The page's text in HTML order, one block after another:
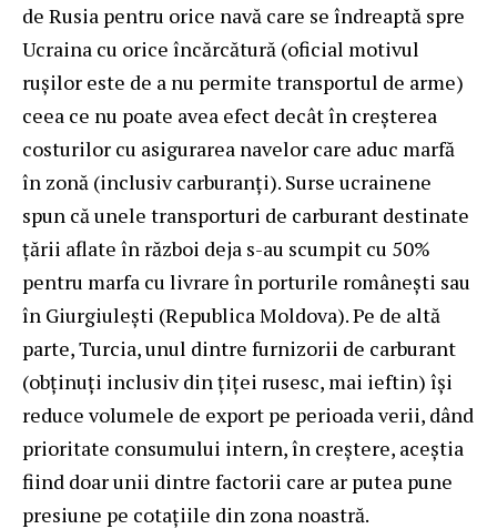
de Rusia pentru orice navă care se îndreaptă spre
Ucraina cu orice încărcătură (oficial motivul
rușilor este de a nu permite transportul de arme)
ceea ce nu poate avea efect decât în creșterea
costurilor cu asigurarea navelor care aduc marfă
în zonă (inclusiv carburanți). Surse ucrainene
spun că unele transporturi de carburant destinate
țării aflate în război deja s-au scumpit cu 50%
pentru marfa cu livrare în porturile românești sau
în Giurgiulești (Republica Moldova). Pe de altă
parte, Turcia, unul dintre furnizorii de carburant
(obținuți inclusiv din țiței rusesc, mai ieftin) își
reduce volumele de export pe perioada verii, dând
prioritate consumului intern, în creștere, aceștia
fiind doar unii dintre factorii care ar putea pune
presiune pe cotațiile din zona noastră.